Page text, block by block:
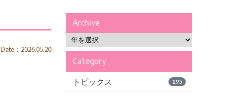
Date：2026.05.20
Archive
Category
トピックス 195